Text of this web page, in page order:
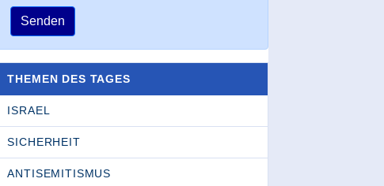
Senden
THEMEN DES TAGES
ISRAEL
SICHERHEIT
ANTISEMITISMUS